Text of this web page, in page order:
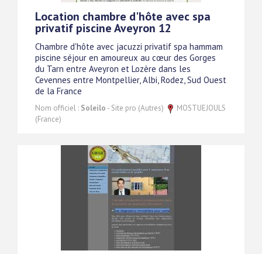
Location chambre d'hôte avec spa
privatif piscine Aveyron 12
Chambre d'hôte avec jacuzzi privatif spa hammam
piscine séjour en amoureux au cœur des Gorges
du Tarn entre Aveyron et Lozère dans les
Cevennes entre Montpellier, Albi, Rodez, Sud Ouest
de la France
Nom officiel : Soleilo - Site pro (Autres)
MOSTUEJOULS
(France)